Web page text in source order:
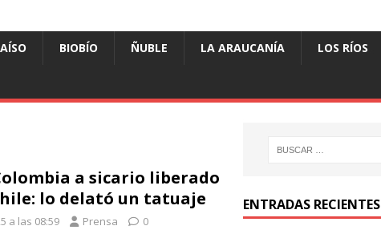
BIOBÍO ÑUBLE LA ARAUCANÍA LOS RÍOS
a sicario liberado
lo delató un tatuaje
a las 08:59 Prensa 0
ENTRADAS RECIENTES